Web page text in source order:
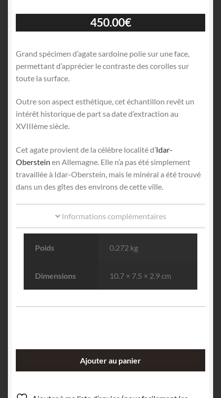
450.00€
Grand spécimen d’agate sardoine polie sur une face,
permettant d’apprécier le contraste des corolles sur
toute la surface.
Outre son aspect esthétique, cet échantillon revêt un
intérêt historique de part sa date d’extraction au
XVIIIème siècle.
Cet agate provient de la célèbre localité d’Idar-
Oberstein en Allemagne. Elle n’a pas été simplement
travaillée à Idar-Oberstein, mais le minéral a été trouvé
dans un des gîtes des environs de cette ville.
Informations complémentaires
Poids 0.272 kg
Dimensions 10.7 × 7.5 × 2.9 cm
Sardoine
Ajouter au panier